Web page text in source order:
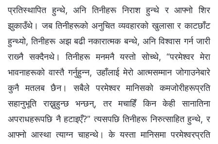
प्रतिस्थापित हुन्थे, अनि तिनीहरू निराश हुन्थे र आफ्नो शिर
झुकाउँथे। जब तिनीहरूको अनुचित व्यवहारको खुलासा र काटछाँट
हुन्थ्यो, तिनीहरू अझ बढी नकारात्मक बन्थे, अनि विश्‍वास गर्न जारी
राख्‍नै सक्दैनथे। तिनीहरू मनमनै यस्तो सोच्थे, “परमेश्‍वर मेरा
भावनाहरूको वास्तै गर्नुहुन्न, उहाँलाई मेरो आत्मसम्मान जोगाउनेबारे
कुनै मतलब छैन। सबैले परमेश्‍वर मानिसको कमजोरीहरूप्रति
सहानुभूति राख्नुहुन्छ भन्छन्, तर मचाहिँ किन केही सानातिना
अपराधहरूपछि नै हटाइएँ?” त्यसपछि तिनीहरू निरुत्साहित हुन्थे, र
आफ्नो आस्था त्याग्न चाहन्थे। के यस्ता मानिसमा परमेश्‍वरप्रति